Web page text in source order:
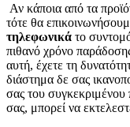
Αν κάποια από τα
τότε θα
τηλεφωνικά το
πιθανό χρόνο
αυτή, έχετε τη
διάστημα δε σας
σας του συγκεκριμένου
σας, μπορεί να